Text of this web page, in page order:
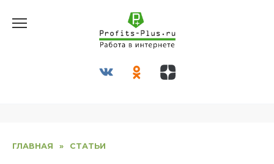
ГЛАВНАЯ » СТАТЬИ